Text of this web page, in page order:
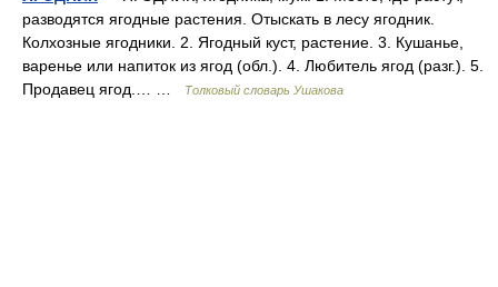
разводятся ягодные растения. Отыскать в лесу ягодник.
Колхозные ягодники. 2. Ягодный куст, растение. 3. Кушанье,
варенье или напиток из ягод (обл.). 4. Любитель ягод (разг.). 5.
Продавец ягод.… …
Толковый словарь Ушакова